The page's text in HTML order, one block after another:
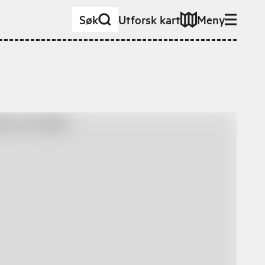
Søk Utforsk kart Meny